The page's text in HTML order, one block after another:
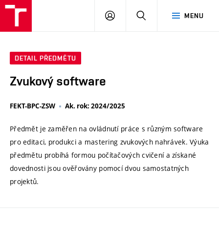
MENU
PŘIHLÁSIT
DETAIL PŘEDMĚTU
Zvukový software
FEKT-BPC-ZSW Ak. rok: 2024/2025
Předmět je zaměřen na ovládnutí práce s různým software
pro editaci, produkci a mastering zvukových nahrávek. Výuka
předmětu probíhá formou počítačových cvičení a získané
dovednosti jsou ověřovány pomocí dvou samostatných
projektů.